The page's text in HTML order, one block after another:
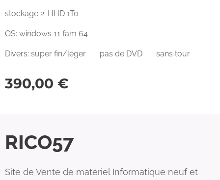
stockage 2: HHD 1To
OS: windows 11 fam 64
Divers: super fin/léger pas de DVD sans tour
390,00 €
RICO57
Site de Vente de matériel Informatique neuf et